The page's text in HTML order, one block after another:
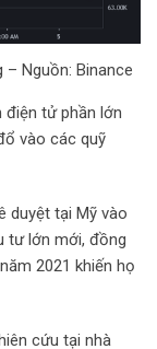
Nguồn: Binance
điện tử phần lớn
vào các quỹ
duyệt tại Mỹ vào
tư lớn mới, đồng
2021 khiến họ
cứu tại nhà